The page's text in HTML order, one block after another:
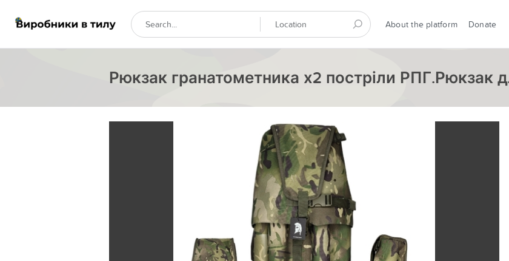
About the platform Donate
Рюкзак гранатометника х2 постріли РПГ.Рюкзак